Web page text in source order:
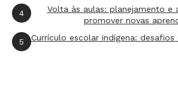
4
Volta às aulas: planejamento e
promover novas
5 Currículo escolar indígena: